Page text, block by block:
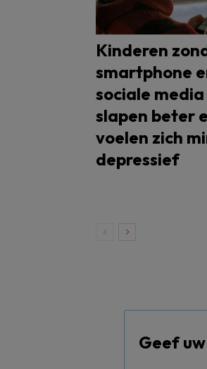
Kinderen
smartphone
sociale media
slapen beter
voelen zich
depressief
Geef